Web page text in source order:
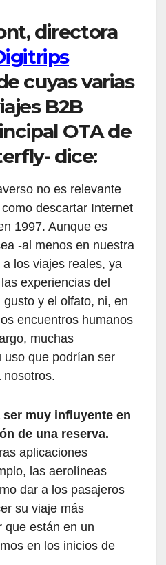
directora
cuyas varias
B2B
OTA de
dice:
no es relevante
descartar Internet
1997. Aunque es
-al menos en nuestra
los viajes reales, ya
experiencias del
y el olfato, ni, en
encuentros humanos
muchas
uso que podrían ser
nosotros.
ser muy influyente en
de una reserva.
aplicaciones
las aerolíneas
dar a los pasajeros
su viaje más
que están en un
en los inicios de